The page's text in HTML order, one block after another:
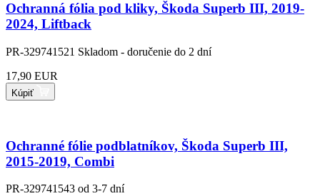
Ochranná fólia pod kliky, Škoda Superb III, 2019-
2024, Liftback
PR-329741521 Skladom - doručenie do 2 dní
17,90 EUR
Kúpiť
Ochranné fólie podblatníkov, Škoda Superb III,
2015-2019, Combi
PR-329741543 od 3-7 dní